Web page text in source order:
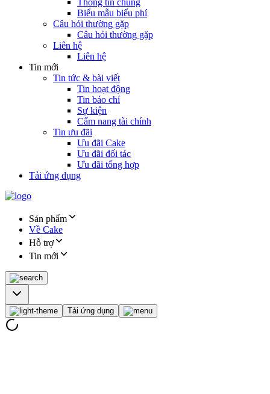
Thông tin chung
Biểu mẫu biểu phí
Câu hỏi thường gặp
Câu hỏi thường gặp
Liên hệ
Liên hệ
Tin mới
Tin tức & bài viết
Tin hoạt động
Tin báo chí
Sự kiện
Cẩm nang tài chính
Tin ưu đãi
Ưu đãi Cake
Ưu đãi đối tác
Ưu đãi tổng hợp
Tải ứng dụng
Sản phẩm
Về Cake
Hỗ trợ
Tin mới
Tải ứng dụng